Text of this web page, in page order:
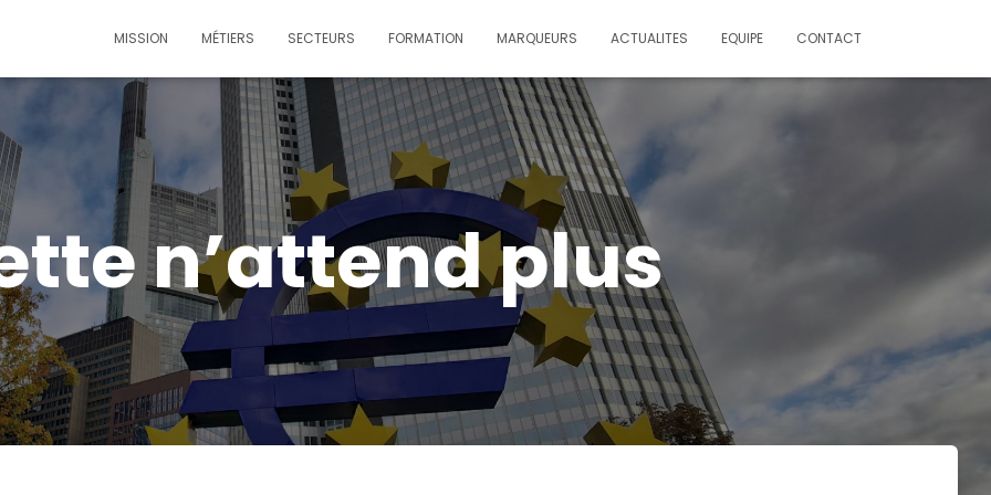
MISSION MÉTIERS SECTEURS FORMATION MARQUEURS ACTUALITES EQUIPE CONTACT
n’attend plus